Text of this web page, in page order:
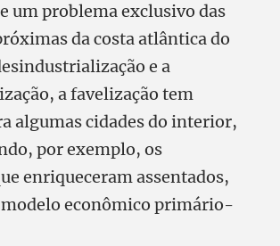
um problema exclusivo das
da costa atlântica do
e a
a favelização tem
algumas cidades do interior,
por exemplo, os
enriqueceram assentados,
econômico primário-